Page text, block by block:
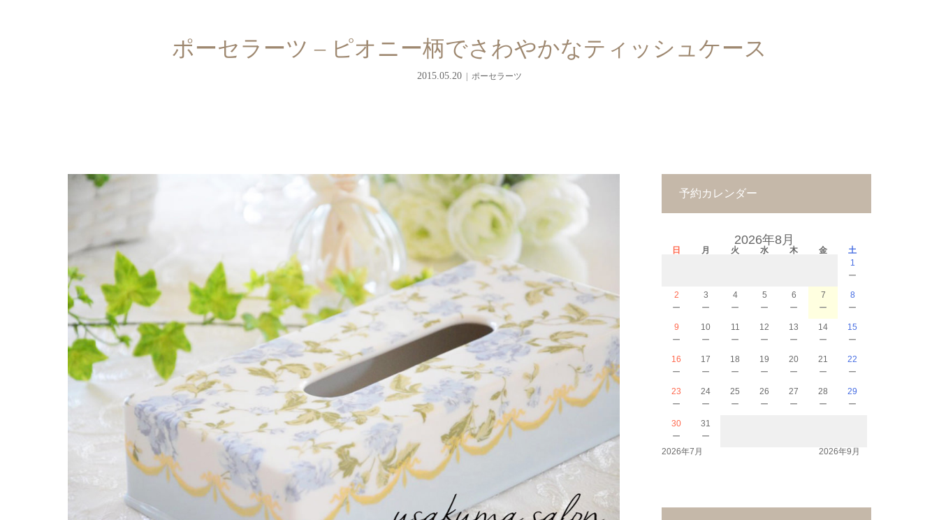
ポーセラーツ – ピオニー柄でさわやかなティッシュケース
2015.05.20 ポーセラーツ
予約カレンダー
2026年8月
日 月 火 水 木 金
土
1
－
2
－
3
－
4
－
5
－
6
－
7
－
8
－
9
－
10
－
11
－
12
－
13
－
14
－
15
－
16
－
17
－
18
－
19
－
20
－
21
－
22
－
23
－
24
－
25
－
26
－
27
－
28
－
29
－
30
－
31
－
2026年7月 2026年9月